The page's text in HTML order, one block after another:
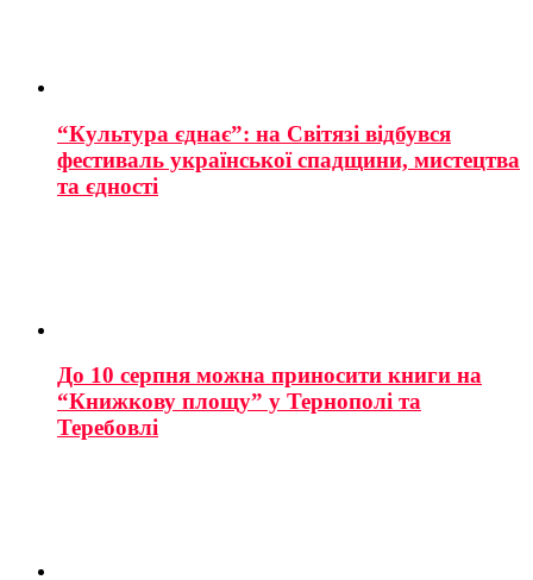
“Культура єднає”: на Світязі відбувся
фестиваль української спадщини, мистецтва
та єдності
До 10 серпня можна приносити книги на
“Книжкову площу” у Тернополі та
Теребовлі